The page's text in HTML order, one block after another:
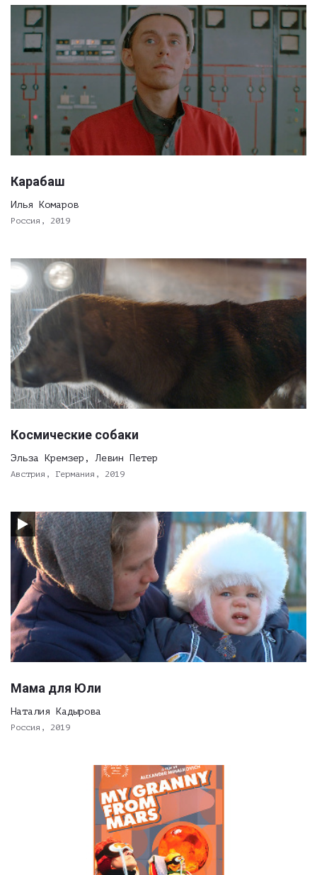
Карабаш
Илья Комаров
Россия, 2019
Космические собаки
Эльза Кремзер, Левин Петер
Австрия, Германия, 2019
Мама для Юли
Наталия Кадырова
Россия, 2019